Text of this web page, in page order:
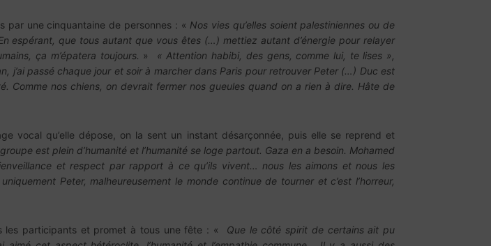
par une cinquantaine de personnes : « Nos vies qu’elles soient palestiniennes ou de
espérant, que tous autant que vous êtes (…) mettiez autant d’énergie pour relayer
ça m’épatera toujours. » « Attention habibi, des gens, comme lui, te lises »,
j’ai passé chaque jour et soir à marcher dans Paris pour retrouver Peter (…) Duc est
Comme nos chiens, on devrait fermer nos gueules quand on a rien à dire. Hâte de
vocal qu’elle dépose, on la sent un instant désarçonnée, puis elle se reprend et
est plein d’humanité et l’humanité se loge partout. Gaza en a besoin. Mohamed
et respect par rapport à ce qu’ils vivent… nous les aimons et nous les
Peter, malheureusement le monde continue de tourner et c’est l’horreur,
les participants et promet à tous une fête : « Que le côté spirit de certains ait pu